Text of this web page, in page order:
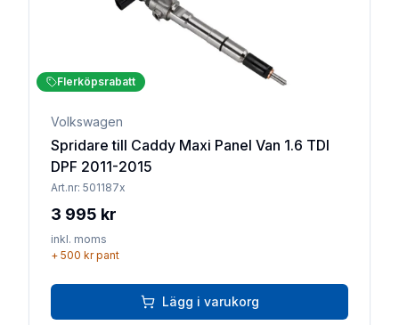
Flerköpsrabatt
Volkswagen
Spridare till Caddy Maxi Panel Van 1.6 TDI
DPF 2011-2015
Art.nr: 501187x
3 995 kr
inkl. moms
+ 500 krpant
Lägg i varukorg